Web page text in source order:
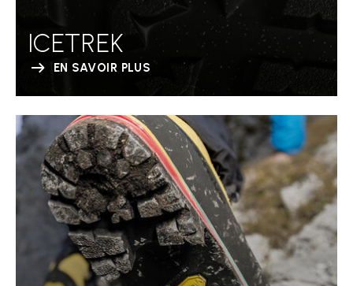
ICETREK
EN SAVOIR PLUS